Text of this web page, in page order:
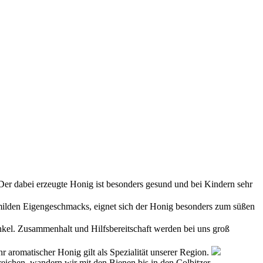
dabei erzeugte Honig ist besonders gesund und bei Kindern sehr
Eigengeschmacks, eignet sich der Honig besonders zum süßen
Zusammenhalt und Hilfsbereitschaft werden bei uns groß
aromatischer Honig gilt als Spezialität unserer Region.